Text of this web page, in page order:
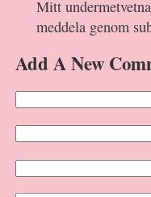
Mitt
meddela genom
Add A New